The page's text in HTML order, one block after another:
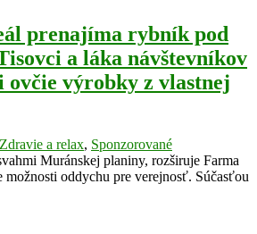
prenajíma rybník pod
a láka návštevníkov
ovčie výrobky z vlastnej
Zdravie a relax, Sponzorované
Muránskej planiny, rozširuje Farma
oddychu pre verejnosť. Súčasťou